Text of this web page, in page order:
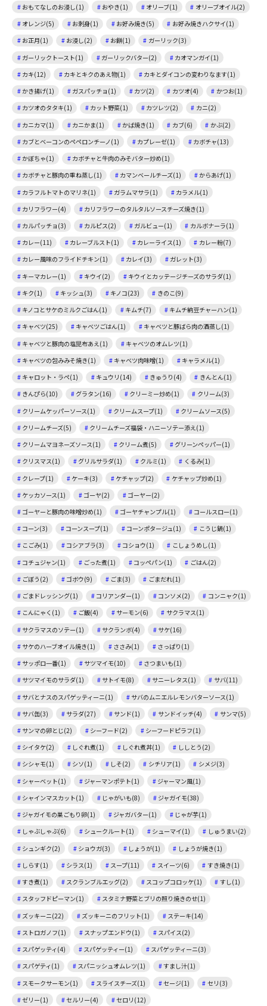
おもてなしのお浸し(1)
おやき(1) オリーブ(1)
オリーブオイル(2)
オレンジ(5)
お刺身(1) お好み焼き(5)
お好み焼きハクサイ(1)
お正月(1)
お浸し(2) お餅(1)
ガーリック(3)
ガーリックトースト(1)
ガーリックバター(2)
カオマンガイ(1)
カキ(12)
カキとキクのあえ物(1)
カキとダイコンの変わりなます(1)
かき揚げ(1)
ガスパッチョ(1) カツ(2) カツオ(4)
かつお(1)
カツオのタタキ(1)
カット野菜(1) カツレツ(2)
カニ(2)
カニカマ(1)
カニかま(1) かば焼き(1) カブ(6)
かぶ(2)
カブとベーコンのペペロンチーノ(1)
カプレーゼ(1)
カボチャ(13)
かぼちゃ(1)
カボチャと牛肉のみそバター炒め(1)
カボチャと豚肉の重ね蒸し(1)
カマンベールチーズ(1)
からあげ(1)
カラフルトマトのマリネ(1)
ガラムマサラ(1)
カラメル(1)
カリフラワー(4)
カリフラワーのタルタルソースチーズ焼き(1)
カルパッチョ(3)
カルピス(2) ガルビュー(1)
カルボナーラ(1)
カレー(11)
カレーブルスト(1) カレーライス(1)
カレー粉(7)
カレー風味のフライドチキン(1)
カレイ(3)
ガレット(3)
キーマカレー(1)
キウイ(2)
キウイとカッテージチーズのサラダ(1)
キク(1)
キッシュ(3) キノコ(23)
きのこ(9)
キノコとサケのミルクごはん(1)
キムチ(7)
キムチ納豆チャーハン(1)
キャベツ(25)
キャベツごはん(1)
キャベツと豚ばら肉の酒蒸し(1)
キャベツと豚肉の塩昆布あえ(1)
キャベツのオムレツ(1)
キャベツの包みみそ焼き(1)
キャベツ肉味噌(1)
キャラメル(1)
キャロット・ラペ(1)
キュウリ(14) きゅうり(4)
きんとん(1)
きんぴら(10)
グラタン(16) クリーミー炒め(1)
クリーム(3)
クリームケッパーソース(1)
クリームスープ(1)
クリームソース(5)
クリームチーズ(5)
クリームチーズ福袋・ハニーソテー添え(1)
クリームマヨネーズソース(1)
クリーム煮(5)
グリーンペッパー(1)
クリスマス(1)
グリルサラダ(1) クルミ(1)
くるみ(1)
クレープ(1)
ケーキ(3) ケチャップ(2)
ケチャップ炒め(1)
ケッカソース(1)
ゴーヤ(2)
ゴーヤー(2)
ゴーヤーと豚肉の味噌炒め(1)
ゴーヤチャンプル(1)
コールスロー(1)
コーン(3)
コーンスープ(1) コーンポタージュ(1)
こうじ鍋(1)
こごみ(1)
コシアブラ(3) コショウ(1)
こしょうめし(1)
コチュジャン(1)
ごった煮(1) コッペパン(1)
ごはん(2)
ごぼう(2)
ゴボウ(9) ごま(3)
ごまだれ(1)
ごまドレッシング(1)
コリアンダー(1) コンソメ(2)
コンニャク(1)
こんにゃく(1)
ご飯(4) サーモン(6)
サクラマス(1)
サクラマスのソテー(1)
サクランボ(4)
サケ(16)
サケのハーブオイル焼き(1)
ささみ(1)
さっぱり(1)
サッポロ一番(1)
サツマイモ(10)
さつまいも(1)
サツマイモのサラダ(1)
サトイモ(8) サニーレタス(1)
サバ(11)
サバとナスのスパゲッティーニ(1)
サバのムニエルレモンバターソース(1)
サバ缶(3)
サラダ(27) サンド(1) サンドイッチ(4)
サンマ(5)
サンマの卵とじ(2)
シーフード(2)
シーフードピラフ(1)
シイタケ(2)
しぐれ煮(1) しぐれ煮丼(1)
ししとう(2)
シシャモ(1)
シソ(1) しそ(2) シチリア(1)
シメジ(3)
シャーベット(1)
ジャーマンポテト(1)
ジャーマン風(1)
シャインマスカット(1)
じゃがいも(8)
ジャガイモ(38)
ジャガイモの巣ごもり卵(1)
ジャガバター(1)
じゃが芋(1)
しゃぶしゃぶ(6)
シュークルート(1) シューマイ(1)
しゅうまい(2)
シュンギク(2)
ショウガ(3) しょうが(1)
しょうが焼き(1)
しらす(1)
シラス(1) スープ(11) スイーツ(6)
すき焼き(1)
すき煮(1)
スクランブルエッグ(2) スコップコロッケ(1)
すし(1)
スタッフドピーマン(1)
スタミナ野菜とブリの照り焼きのせ(1)
ズッキーニ(22)
ズッキーニのフリット(1)
ステーキ(14)
ストロガノフ(1)
スナップエンドウ(1)
スパイス(2)
スパゲッティ(4)
スパゲッティー(1)
スパゲッティーニ(3)
スパゲティ(1)
スパニッシュオムレツ(1)
すまし汁(1)
スモークサーモン(1)
スライスチーズ(1) セージ(1)
セリ(3)
ゼリー(1)
セルリー(4) セロリ(12)